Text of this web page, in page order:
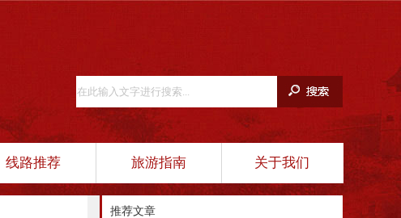
线路推荐 旅游指南 关于我们
推荐文章